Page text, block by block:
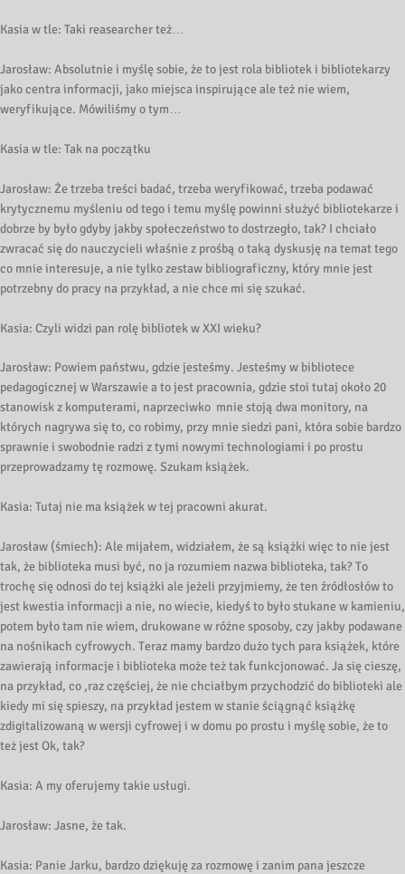
Kasia w tle: Taki reasearcher też…
Jarosław: Absolutnie i myślę sobie, że to jest rola bibliotek i bibliotekarzy
jako centra informacji, jako miejsca inspirujące ale też nie wiem,
weryfikujące. Mówiliśmy o tym…
Kasia w tle: Tak na początku
Jarosław: Że trzeba treści badać, trzeba weryfikować, trzeba podawać
krytycznemu myśleniu od tego i temu myślę powinni służyć bibliotekarze i
dobrze by było gdyby jakby społeczeństwo to dostrzegło, tak? I chciało
zwracać się do nauczycieli właśnie z prośbą o taką dyskusję na temat tego
co mnie interesuje, a nie tylko zestaw bibliograficzny, który mnie jest
potrzebny do pracy na przykład, a nie chce mi się szukać.
Kasia: Czyli widzi pan rolę bibliotek w XXI wieku?
Jarosław: Powiem państwu, gdzie jesteśmy. Jesteśmy w bibliotece
pedagogicznej w Warszawie a to jest pracownia, gdzie stoi tutaj około 20
stanowisk z komputerami, naprzeciwko mnie stoją dwa monitory, na
których nagrywa się to, co robimy, przy mnie siedzi pani, która sobie bardzo
sprawnie i swobodnie radzi z tymi nowymi technologiami i po prostu
przeprowadzamy tę rozmowę. Szukam książek.
Kasia: Tutaj nie ma książek w tej pracowni akurat.
Jarosław (śmiech): Ale mijałem, widziałem, że są książki więc to nie jest
tak, że biblioteka musi być, no ja rozumiem nazwa biblioteka, tak? To
trochę się odnosi do tej książki ale jeżeli przyjmiemy, że ten źródłosłów to
jest kwestia informacji a nie, no wiecie, kiedyś to było stukane w kamieniu,
potem było tam nie wiem, drukowane w różne sposoby, czy jakby podawane
na nośnikach cyfrowych. Teraz mamy bardzo dużo tych para książek, które
zawierają informacje i biblioteka może też tak funkcjonować. Ja się cieszę,
na przykład, co ,raz częściej, że nie chciałbym przychodzić do biblioteki ale
kiedy mi się spieszy, na przykład jestem w stanie ściągnąć książkę
zdigitalizowaną w wersji cyfrowej i w domu po prostu i myślę sobie, że to
też jest Ok, tak?
Kasia: A my oferujemy takie usługi.
Jarosław: Jasne, że tak.
Kasia: Panie Jarku, bardzo dziękuję za rozmowę i zanim pana jeszcze